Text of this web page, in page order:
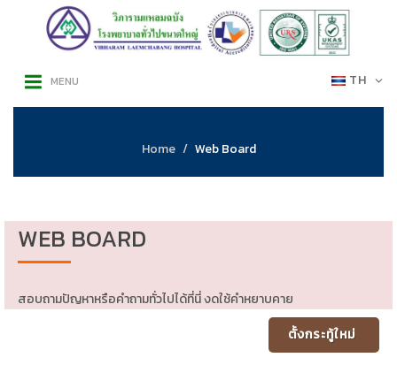
TH
MENU
Home Web Board
WEB BOARD
สอบถามปัญหาหรือคำถามทั่วไปได้ที่นี่ งดใช้คำหยาบคาย
ตั้งกระทู้ใหม่